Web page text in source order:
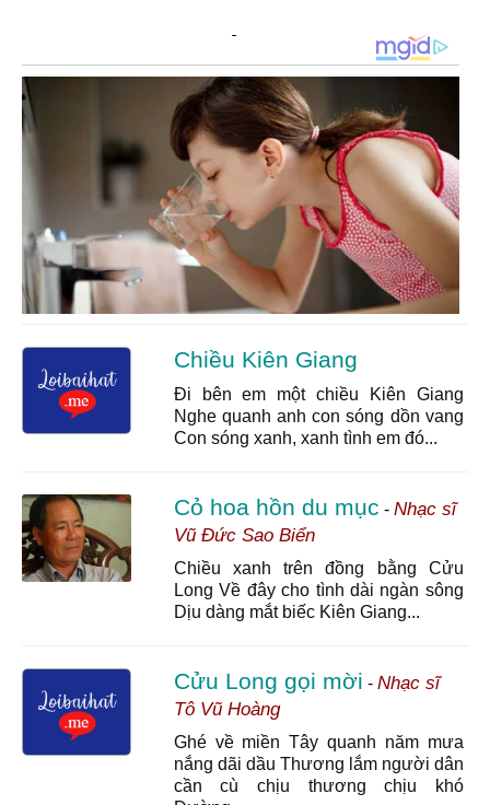
Chiều Kiên Giang
Đi bên em một chiều Kiên Giang
Nghe quanh anh con sóng dồn vang
Con sóng xanh, xanh tình em đó...
Cỏ hoa hồn du mục - Nhạc sĩ
Vũ Đức Sao Biển
Chiều xanh trên đồng bằng Cửu
Long Về đây cho tình dài ngàn sông
Dịu dàng mắt biếc Kiên Giang...
Cửu Long gọi mời - Nhạc sĩ
Tô Vũ Hoàng
Ghé về miền Tây quanh năm mưa
nắng dãi dầu Thương lắm người dân
cần cù chịu thương chịu khó